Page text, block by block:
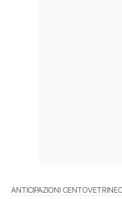
ANTICIPAZIONI CENTOVETRINE